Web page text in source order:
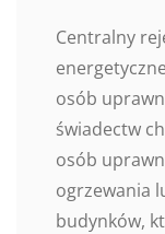
Centralny
osób
świadectw
osób
ogrzewania
budynków,